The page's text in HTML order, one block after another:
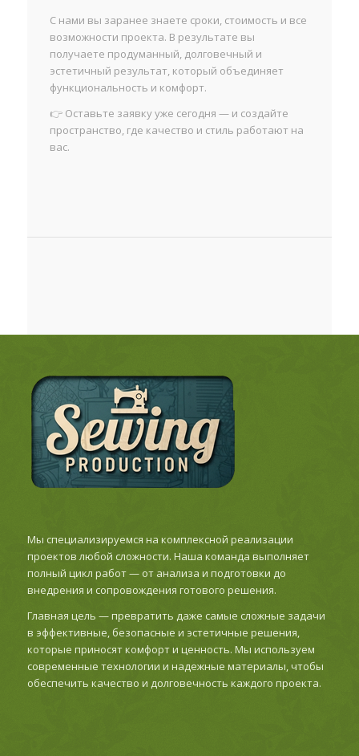
С нами вы заранее знаете сроки, стоимость и все
возможности проекта. В результате вы
получаете продуманный, долговечный и
эстетичный результат, который объединяет
функциональность и комфорт.
👉 Оставьте заявку уже сегодня — и создайте
пространство, где качество и стиль работают на
вас.
Мы специализируемся на комплексной реализации
проектов любой сложности. Наша команда выполняет
полный цикл работ — от анализа и подготовки до
внедрения и сопровождения готового решения.
Главная цель — превратить даже самые сложные задачи
в эффективные, безопасные и эстетичные решения,
которые приносят комфорт и ценность. Мы используем
современные технологии и надежные материалы, чтобы
обеспечить качество и долговечность каждого проекта.